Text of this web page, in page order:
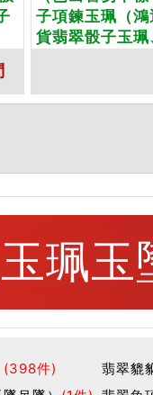
子項鍊玉珮（
貨翡翠骰子玉
鍊。★附A貨翡
珮
(398件)
翡翠貔